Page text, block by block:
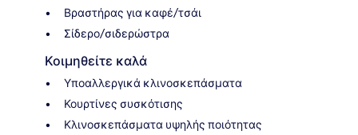
Βραστήρας για καφέ/τσάι
Σίδερο/σιδερώστρα
Κοιμηθείτε καλά
Υποαλλεργικά κλινοσκεπάσματα
Κουρτίνες συσκότισης
Κλινοσκεπάσματα υψηλής ποιότητας